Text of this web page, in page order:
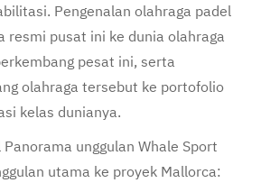
Pengenalan olahraga padel
resmi pusat ini ke dunia olahraga
pesat ini, serta
olahraga tersebut ke portofolio
kelas dunianya.
unggulan Whale Sport
utama ke proyek Mallorca: